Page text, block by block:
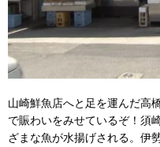
山崎鮮魚店へと足を運んだ高
で賑わいをみせているぞ！須
ざまな魚が水揚げされる。伊